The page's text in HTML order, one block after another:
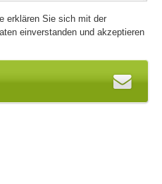
erklären Sie sich mit der
einverstanden und akzeptieren